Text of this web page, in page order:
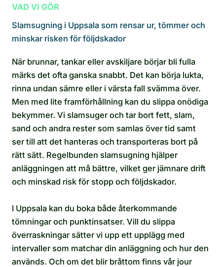
VAD VI GÖR
Slamsugning i Uppsala som rensar ur, tömmer och
minskar risken för följdskador
När brunnar, tankar eller avskiljare börjar bli fulla
märks det ofta ganska snabbt. Det kan börja lukta,
rinna undan sämre eller i värsta fall svämma över.
Men med lite framförhållning kan du slippa onödiga
bekymmer. Vi slamsuger och tar bort fett, slam,
sand och andra rester som samlas över tid samt
ser till att det hanteras och transporteras bort på
rätt sätt. Regelbunden slamsugning hjälper
anläggningen att må bättre, vilket ger jämnare drift
och minskad risk för stopp och följdskador.
I Uppsala kan du boka både återkommande
tömningar och punktinsatser. Vill du slippa
överraskningar sätter vi upp ett upplägg med
intervaller som matchar din anläggning och hur den
används. Och om det blir bråttom finns vår jour